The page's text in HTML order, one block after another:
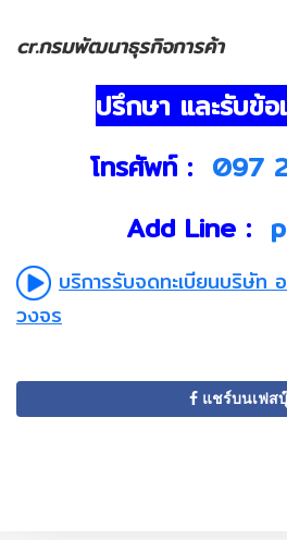
cr.กรมพัฒนาธุรกิจการค้า
ปรึกษา และรับข้อ
โทรศัพท์ : 097
Add Line :
บริการรับจดทะเบียนบริษัท
วงจร
แชร์บนเฟส